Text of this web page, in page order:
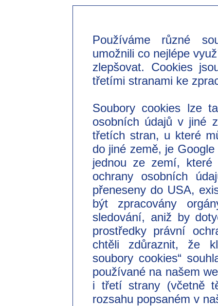
Používáme různé
umožnili co nejlépe
zlepšovat. Cookies
třetími stranami ke
Soubory cookies lze
osobních údajů v jiné
třetích stran, u které
do jiné země, je
jednou ze zemí, které
ochrany osobních
přeneseny do USA,
být zpracovány
sledování, aniž by
prostředky právní
chtěli zdůraznit, že
soubory cookies“
používané na našem
i třetí strany (včetně
rozsahu popsaném v